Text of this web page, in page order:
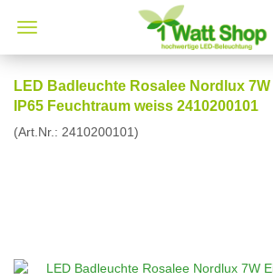
LED Badleuchte Rosalee Nordlux
IP65 Feuchtraum weiss 2410200101
(Art.Nr.: 2410200101)